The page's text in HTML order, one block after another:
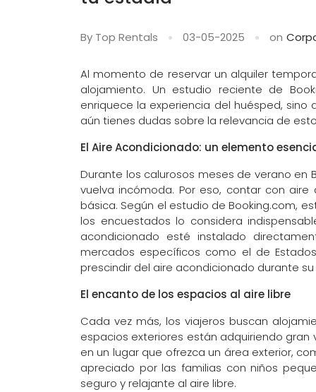
By Top Rentals 03-05-2025 on
Al momento de reservar un alquiler
alojamiento. Un estudio reciente de
enriquece la experiencia del huésped,
aún tienes dudas sobre la relevancia de
El Aire Acondicionado: un elemento
Durante los calurosos meses de verano en
vuelva incómoda. Por eso, contar con
básica. Según el estudio de Booking.com,
los encuestados lo considera
acondicionado esté instalado
mercados específicos como el de
prescindir del aire acondicionado durante
El encanto de los espacios al aire libre
Cada vez más, los viajeros buscan
espacios exteriores están adquiriendo
en un lugar que ofrezca un área exterior,
apreciado por las familias con niños
seguro y relajante al aire libre.